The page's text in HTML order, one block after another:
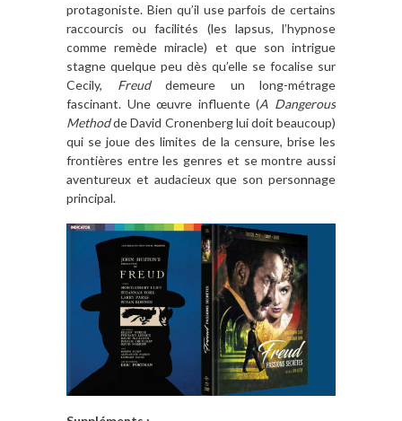
protagoniste. Bien qu’il use parfois de certains
raccourcis ou facilités (les lapsus, l’hypnose
comme remède miracle) et que son intrigue
stagne quelque peu dès qu’elle se focalise sur
Cecily, Freud demeure un long-métrage
fascinant. Uneœuvre influente (A Dangerous
Methodde David Cronenberg lui doit beaucoup)
qui se joue des limites de la censure, brise les
frontières entre les genres et se montre aussi
aventureux et audacieux que son personnage
principal.